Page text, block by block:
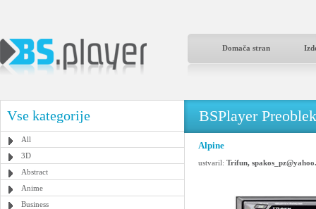
Domača stran
Vse kategorije
All
3D
Abstract
Anime
Business
BSPlayer
Alpine
ustvaril: Trifun,